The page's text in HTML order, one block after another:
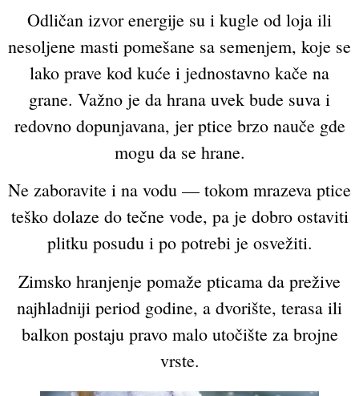
Odličan izvor energije su i kugle od loja ili
nesoljene masti pomešane sa semenjem, koje se
lako prave kod kuće i jednostavno kače na
grane. Važno je da hrana uvek bude suva i
redovno dopunjavana, jer ptice brzo nauče gde
mogu da se hrane.
Ne zaboravite i na vodu — tokom mrazeva ptice
teško dolaze do tečne vode, pa je dobro ostaviti
plitku posudu i po potrebi je osvežiti.
Zimsko hranjenje pomaže pticama da prežive
najhladniji period godine, a dvorište, terasa ili
balkon postaju pravo malo utočište za brojne
vrste.